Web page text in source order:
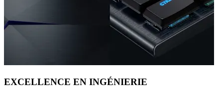
EXCELLENCE EN INGÉNIERIE